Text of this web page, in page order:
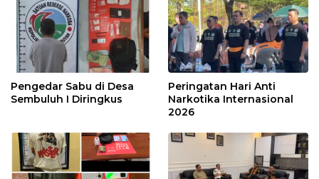
Pengedar Sabu di Desa
Sembuluh I Diringkus
Peringatan Hari Anti
Narkotika Internasional
2026